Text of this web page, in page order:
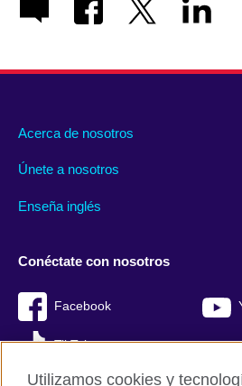
Acerca de nosotros
Únete a nosotros
Enseña inglés
Conéctate con nosotros
Facebook
TikTok
Utilizamos cookies y